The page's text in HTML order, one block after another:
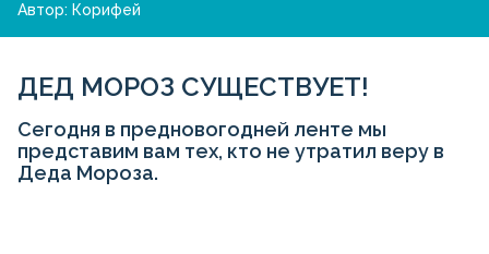
Автор: Корифей
ДЕД МОРОЗ СУЩЕСТВУЕТ!
Сегодня в предновогодней ленте мы
представим вам тех, кто не утратил веру в
Деда Мороза.